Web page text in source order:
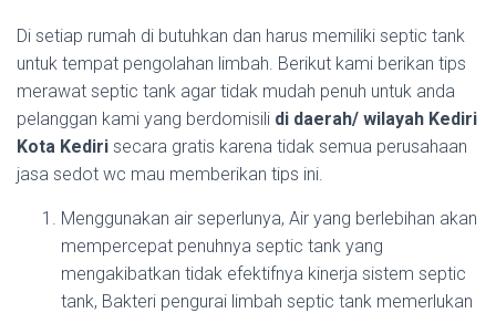
Di setiap rumah di butuhkan dan harus memiliki septic tank
untuk tempat pengolahan limbah. Berikut kami berikan tips
merawat septic tank agar tidak mudah penuh untuk anda
pelanggan kami yang berdomisili di daerah/ wilayah Kediri
Kota Kediri secara gratis karena tidak semua perusahaan
jasa sedot wc mau memberikan tips ini.
Menggunakan air seperlunya, Air yang berlebihan akan
mempercepat penuhnya septic tank yang
mengakibatkan tidak efektifnya kinerja sistem septic
tank, Bakteri pengurai limbah septic tank memerlukan